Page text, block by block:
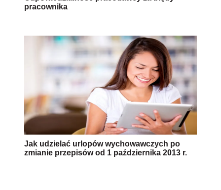
pracownika
Jak udzielać urlopów wychowawczych po
zmianie przepisów od 1 października 2013 r.